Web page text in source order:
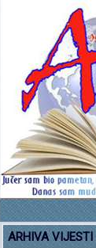
ARHIVA VIJESTI